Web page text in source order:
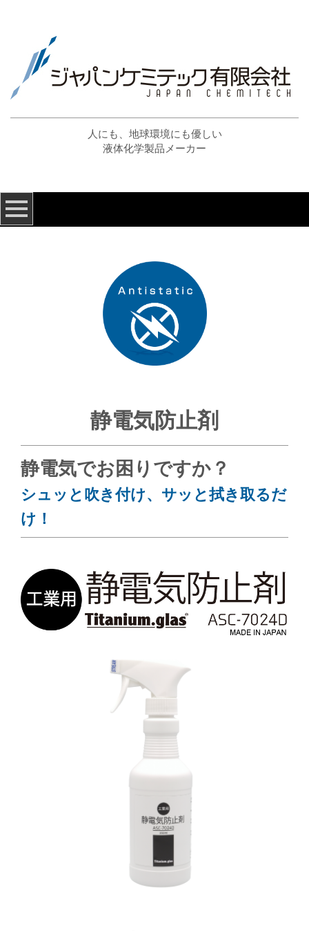
人にも、地球環境にも優しい
液体化学製品メーカー
静電気防止剤
静電気でお困りですか？
シュッと吹き付け、サッと拭き取るだ
け！